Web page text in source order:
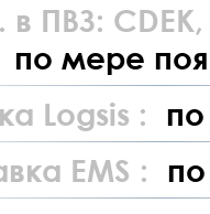
ПВЗ: CDEK,
по мере
Logsis :
EMS :